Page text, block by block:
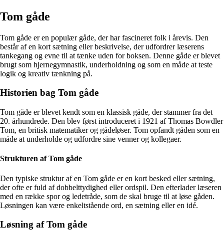
Tom gåde
Tom gåde er en populær gåde, der har fascineret folk i årevis. Den
består af en kort sætning eller beskrivelse, der udfordrer læserens
tankegang og evne til at tænke uden for boksen. Denne gåde er blevet
brugt som hjernegymnastik, underholdning og som en måde at teste
logik og kreativ tænkning på.
Historien bag Tom gåde
Tom gåde er blevet kendt som en klassisk gåde, der stammer fra det
20. århundrede. Den blev først introduceret i 1921 af Thomas Bowdler
Tom, en britisk matematiker og gådeløser. Tom opfandt gåden som en
måde at underholde og udfordre sine venner og kollegaer.
Strukturen af Tom gåde
Den typiske struktur af en Tom gåde er en kort besked eller sætning,
der ofte er fuld af dobbelttydighed eller ordspil. Den efterlader læseren
med en række spor og ledetråde, som de skal bruge til at løse gåden.
Løsningen kan være enkeltstående ord, en sætning eller en idé.
Løsning af Tom gåde